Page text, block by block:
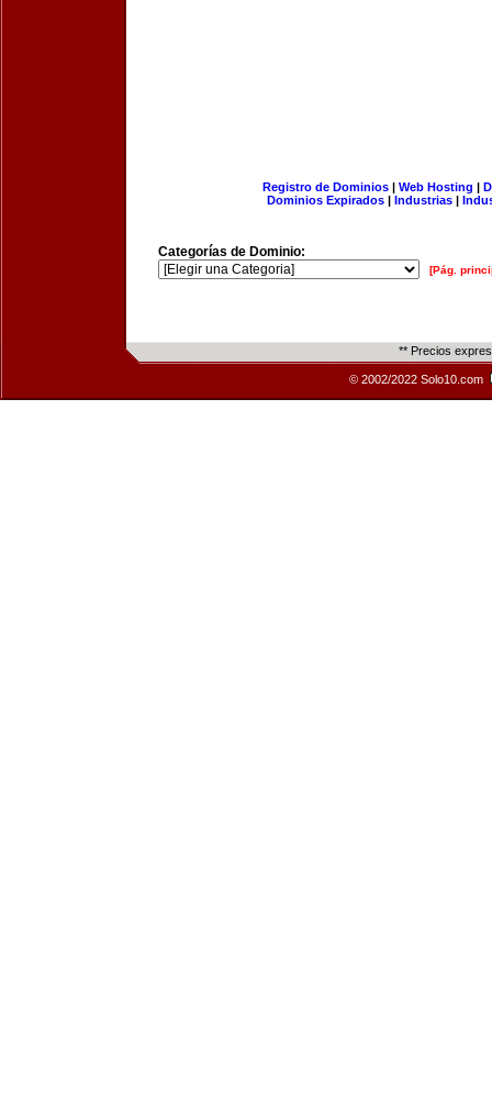
Registro de Dominios| Web Hosting |
Dominios Expirados | Industrias |
Categorías de Dominio:
[Pág.
** Precios
© 2002/2022 Solo10.com